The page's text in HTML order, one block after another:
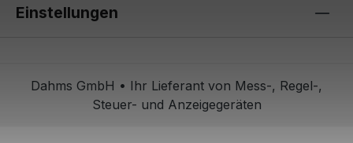
Einstellungen
Dahms GmbH • Ihr Lieferant von Mess-, Regel-,
Steuer- und Anzeigegeräten